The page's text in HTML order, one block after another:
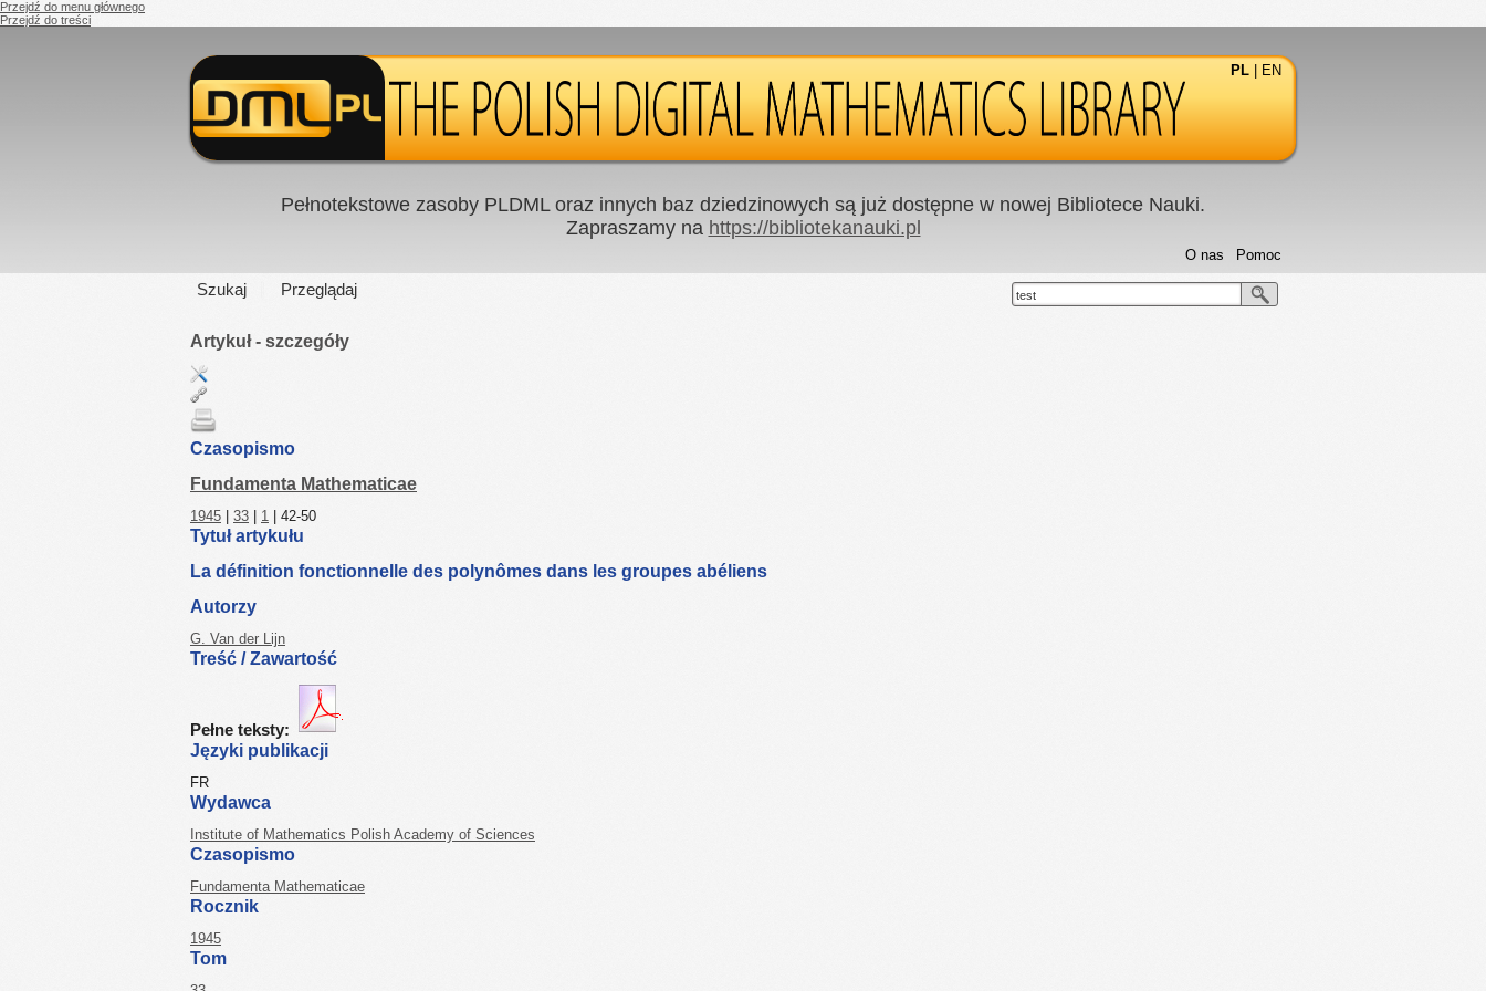
Przejdź do menu głównego
Przejdź do treści
PL EN
Pełnotekstowe zasoby PLDML oraz innych baz dziedzinowych są już dostępne w nowej Bibliotece Nauki.
Zapraszamy na https://bibliotekanauki.pl
Szukaj Przeglądaj
Pomoc
O nas
test
Artykuł - szczegóły
Czasopismo
Fundamenta Mathematicae
1945 33 1 | 42-50
Tytuł artykułu
La définition fonctionnelle des polynômes dans les groupes abéliens
Autorzy
G. Van der Lijn
Treść / Zawartość
Pełne teksty:
Języki publikacji
FR
Wydawca
Institute of Mathematics Polish Academy of Sciences
Czasopismo
Fundamenta Mathematicae
Rocznik
1945
Tom